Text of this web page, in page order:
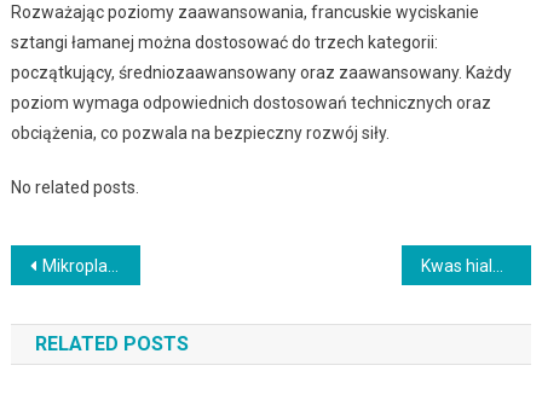
Rozważając poziomy zaawansowania, francuskie wyciskanie
sztangi łamanej można dostosować do trzech kategorii:
początkujący, średniozaawansowany oraz zaawansowany. Każdy
poziom wymaga odpowiednich dostosowań technicznych oraz
obciążenia, co pozwala na bezpieczny rozwój siły.
No related posts.
Nawigacja
wpisu
Mikroplastik w kosmetykach – zagrożenia, alternatywy i regulacje
RELATED POSTS